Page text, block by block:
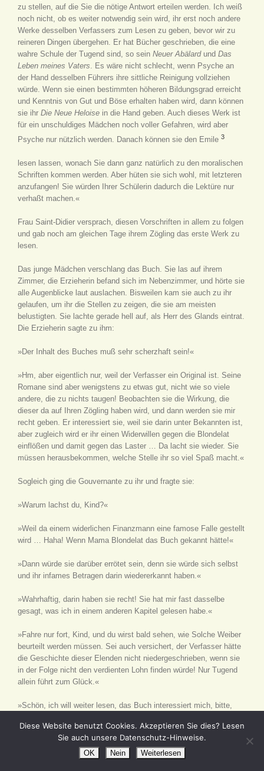
zu stellen, auf die Sie die nötige Antwort erteilen werden. Ich weiß
noch nicht, ob es weiter notwendig sein wird, ihr erst noch andere
Werke desselben Verfassers zum Lesen zu geben, bevor wir zu
reineren Dingen übergehen. Er hat Bücher geschrieben, die eine
wahre Schule der Tugend sind, so sein Neuer Abälardund Das
Leben meines Vaters . Es wäre nicht schlecht, wenn Psyche an
der Hand desselben Führers ihre sittliche Reinigung vollziehen
würde. Wenn sie einen bestimmten höheren Bildungsgrad erreicht
und Kenntnis von Gut und Böse erhalten haben wird, dann können
sie ihr Die Neue Heloise in die Hand geben. Auch dieses Werk ist
für ein unschuldiges Mädchen noch voller Gefahren, wird aber
Psyche nur nützlich werden. Danach können sie den Emile 3
lesen lassen, wonach Sie dann ganz natürlich zu den moralischen
Schriften kommen werden. Aber hüten sie sich wohl, mit letzteren
anzufangen! Sie würden Ihrer Schülerin dadurch die Lektüre nur
verhaßt machen.«
Frau Saint-Didier versprach, diesen Vorschriften in allem zu folgen
und gab noch am gleichen Tage ihrem Zögling das erste Werk zu
lesen.
Das junge Mädchen verschlang das Buch. Sie las auf ihrem
Zimmer, die Erzieherin befand sich im Nebenzimmer, und hörte sie
alle Augenblicke laut auslachen. Bisweilen kam sie auch zu ihr
gelaufen, um ihr die Stellen zu zeigen, die sie am meisten
belustigten. Sie lachte gerade hell auf, als Herr des Glands eintrat.
Die Erzieherin sagte zu ihm:
»Der Inhalt des Buches muß sehr scherzhaft sein!«
»Hm, aber eigentlich nur, weil der Verfasser ein Original ist. Seine
Romane sind aber wenigstens zu etwas gut, nicht wie so viele
andere, die zu nichts taugen! Beobachten sie die Wirkung, die
dieser da auf Ihren Zögling haben wird, und dann werden sie mir
recht geben. Er interessiert sie, weil sie darin unter Bekannten ist,
aber zugleich wird er ihr einen Widerwillen gegen die Blondelat
einflößen und damit gegen das Laster … Da lacht sie wieder. Sie
müssen herausbekommen, welche Stelle ihr so viel Spaß macht.«
Sogleich ging die Gouvernante zu ihr und fragte sie:
»Warum lachst du, Kind?«
»Weil da einem widerlichen Finanzmann eine famose Falle gestellt
wird … Haha! Wenn Mama Blondelat das Buch gekannt hätte!«
»Dann würde sie darüber errötet sein, denn sie würde sich selbst
und ihr infames Betragen darin wiedererkannt haben.«
»Wahrhaftig, darin haben sie recht! Sie hat mir fast dasselbe
gesagt, was ich in einem anderen Kapitel gelesen habe.«
»Fahre nur fort, Kind, und du wirst bald sehen, wie Solche Weiber
beurteilt werden müssen. Sei auch versichert, der Verfasser hätte
die Geschichte dieser Elenden nicht niedergeschrieben, wenn sie
in der Folge nicht den verdienten Lohn finden würde! Nur Tugend
allein führt zum Glück.«
»Schön, ich will weiter lesen, das Buch interessiert mich, bitte,
Frau Saint-Didier gab Herrn des Glands die Stelle an, über die
Psyche so herzlich gelacht hatte, und er erwiderte:
Diese Website benutzt Cookies. Akzeptieren Sie dies? Lesen
Sie auch unsere Datenschutz-Hinweise.
OK Nein Weiterlesen